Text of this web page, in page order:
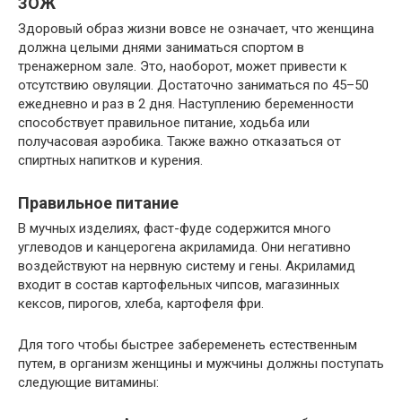
Здоровый образ жизни вовсе не означает, что женщина
должна целыми днями заниматься спортом в
тренажерном зале. Это, наоборот, может привести к
отсутствию овуляции. Достаточно заниматься по 45–50
ежедневно и раз в 2 дня. Наступлению беременности
способствует правильное питание, ходьба или
получасовая аэробика. Также важно отказаться от
спиртных напитков и курения.
Правильное питание
В мучных изделиях, фаст-фуде содержится много
углеводов и канцерогена акриламида. Они негативно
воздействуют на нервную систему и гены. Акриламид
входит в состав картофельных чипсов, магазинных
кексов, пирогов, хлеба, картофеля фри.
Для того чтобы быстрее забеременеть естественным
путем, в организм женщины и мужчины должны поступать
следующие витамины: